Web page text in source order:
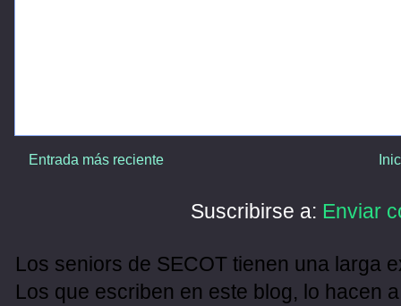
Entrada más reciente
Suscribirse a: Enviar
Los seniors de SECOT tienen una larga
Los que escriben en este blog, lo hacen